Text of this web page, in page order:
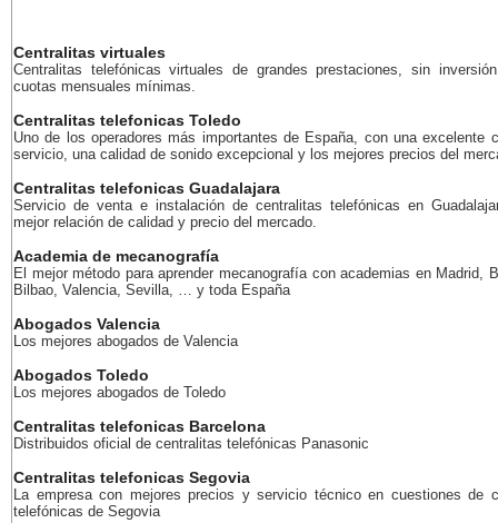
Centralitas virtuales
Centralitas telefónicas virtuales de grandes prestaciones, sin
cuotas mensuales mínimas.
Centralitas telefonicas Toledo
Uno de los operadores más importantes de España, con una excelente
servicio, una calidad de sonido excepcional y los mejores precios del
Centralitas telefonicas Guadalajara
Servicio de venta e instalación de centralitas telefónicas en
mejor relación de calidad y precio del mercado.
Academia de mecanografía
El mejor método para aprender mecanografía con academias en Madrid,
Bilbao, Valencia, Sevilla, … y toda España
Abogados Valencia
Los mejores abogados de Valencia
Abogados Toledo
Los mejores abogados de Toledo
Centralitas telefonicas Barcelona
Distribuidos oficial de centralitas telefónicas Panasonic
Centralitas telefonicas Segovia
La empresa con mejores precios y servicio técnico en cuestiones de
telefónicas de Segovia